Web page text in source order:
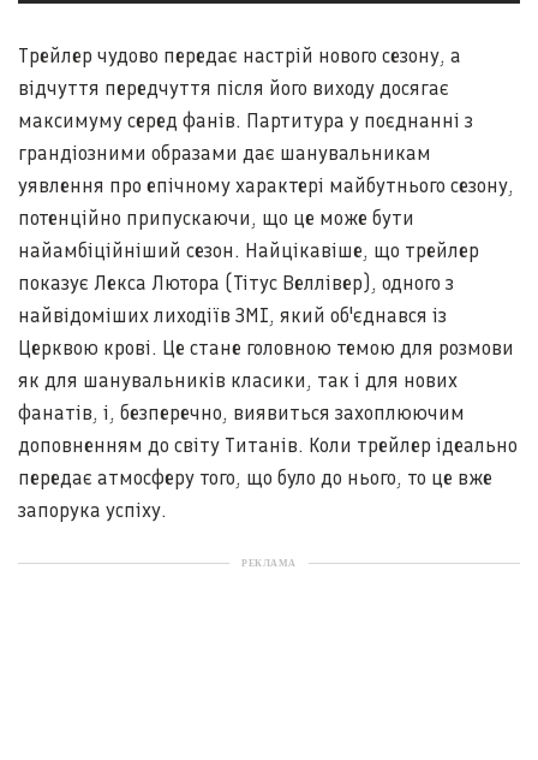
Трейлер чудово передає настрій нового сезону, а
відчуття передчуття після його виходу досягає
максимуму серед фанів. Партитура у поєднанні з
грандіозними образами дає шанувальникам
уявлення про епічному характері майбутнього сезону,
потенційно припускаючи, що це може бути
найамбіційніший сезон. Найцікавіше, що трейлер
показує Лекса Лютора (Тітус Веллівер), одного з
найвідоміших лиходіїв ЗМІ, який об'єднався із
Церквою крові. Це стане головною темою для розмови
як для шанувальників класики, так і для нових
фанатів, і, безперечно, виявиться захоплюючим
доповненням до світу Титанів. Коли трейлер ідеально
передає атмосферу того, що було до нього, то це вже
запорука успіху.
РЕКЛАМА